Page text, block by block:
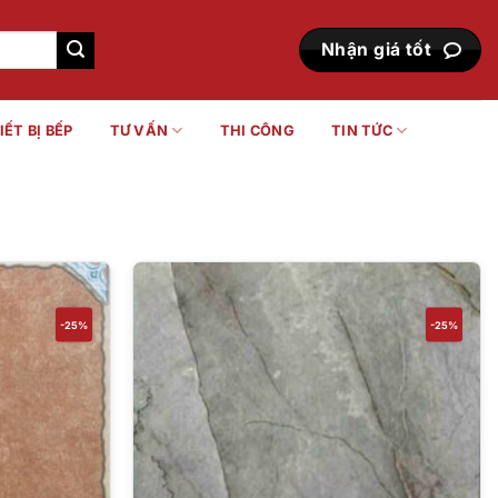
Nhận giá tốt
BỊ BẾP TƯ VẤN THI CÔNG TIN TỨC
-25% -25%